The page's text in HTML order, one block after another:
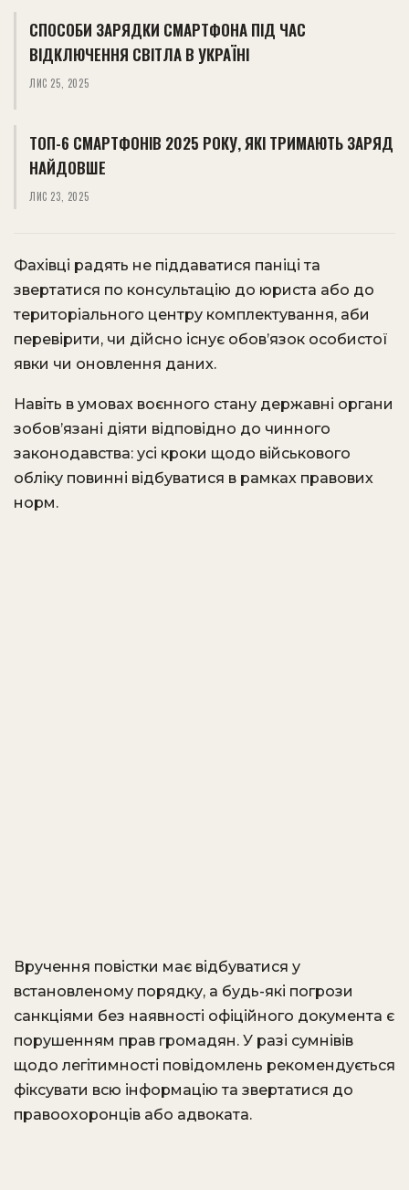
СПОСОБИ ЗАРЯДКИ СМАРТФОНА ПІД ЧАС
ВІДКЛЮЧЕННЯ СВІТЛА В УКРАЇНІ
ЛИС 25, 2025
ТОП-6 СМАРТФОНІВ 2025 РОКУ, ЯКІ ТРИМАЮТЬ ЗАРЯД
НАЙДОВШЕ
ЛИС 23, 2025
Фахівці радять не піддаватися паніці та
звертатися по консультацію до юриста або до
територіального центру комплектування, аби
перевірити, чи дійсно існує обов’язок особистої
явки чи оновлення даних.
Навіть в умовах воєнного стану державні органи
зобов’язані діяти відповідно до чинного
законодавства: усі кроки щодо військового
обліку повинні відбуватися в рамках правових
норм.
Вручення повістки має відбуватися у
встановленому порядку, а будь-які погрози
санкціями без наявності офіційного документа є
порушенням прав громадян. У разі сумнівів
щодо легітимності повідомлень рекомендується
фіксувати всю інформацію та звертатися до
правоохоронців або адвоката.